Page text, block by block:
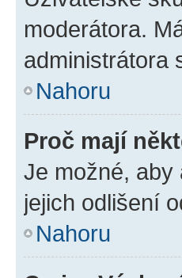
moderátora.
administrátora
Nahoru
Proč mají
Je možné, aby
jejich odlišení
Nahoru